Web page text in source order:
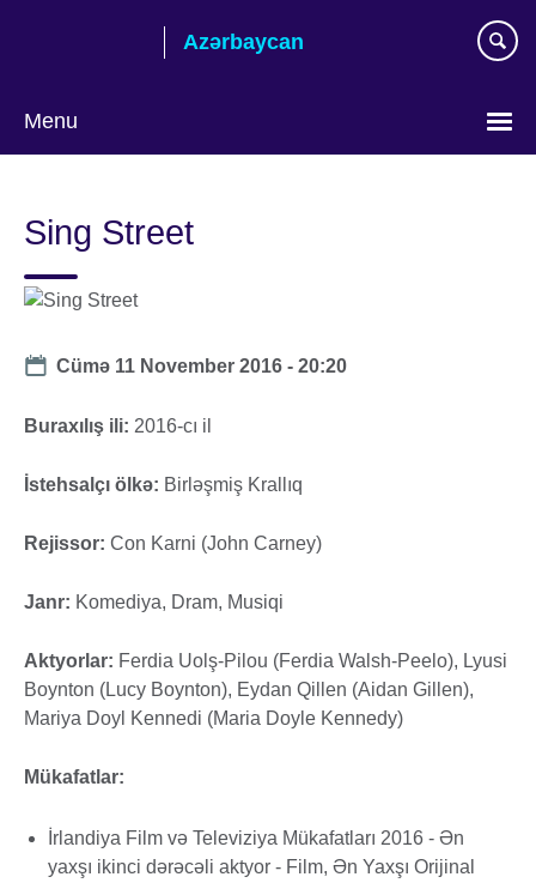
Azərbaycan
Menu
language
Sing Street
Date
Cümə 11 November 2016 - 20:20
Buraxılış ili: 2016-cı il
İstehsalçı ölkə: Birləşmiş Krallıq
Rejissor: Con Karni (John Carney)
Janr: Komediya, Dram, Musiqi
Aktyorlar: Ferdia Uolş-Pilou (Ferdia Walsh-Peelo), Lyusi
Boynton (Lucy Boynton), Eydan Qillen (Aidan Gillen),
Mariya Doyl Kennedi (Maria Doyle Kennedy)
Mükafatlar:
İrlandiya Film və Televiziya Mükafatları 2016 - Ən
yaxşı ikinci dərəcəli aktyor - Film, Ən Yaxşı Orijinal